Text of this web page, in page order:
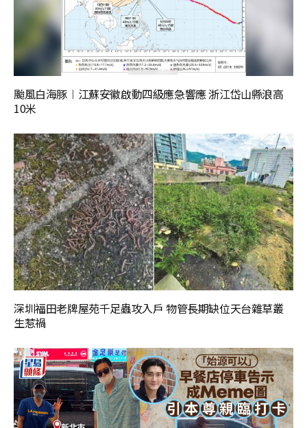
颱風白海豚︱江蘇安徽啟動四級應急響應 浙江岱山縣浪高
10米
深圳福田老牌屋苑千足蟲攻入戶 物管長期缺位天台雜草叢
生惹禍